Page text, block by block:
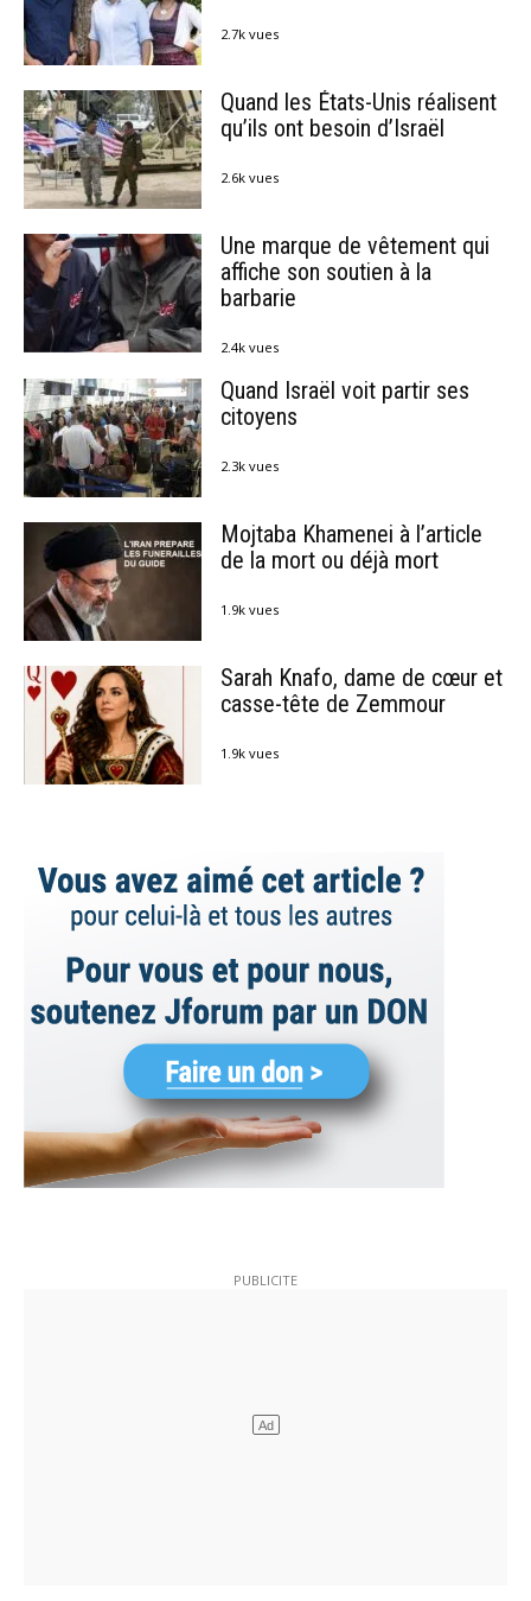
2.7k vues
Quand les États-Unis réalisent
qu’ils ont besoin d’Israël
2.6k vues
Une marque de vêtement qui
affiche son soutien à la
barbarie
2.4k vues
Quand Israël voit partir ses
citoyens
2.3k vues
Mojtaba Khamenei à l’article
de la mort ou déjà mort
1.9k vues
Sarah Knafo, dame de cœur et
casse-tête de Zemmour
1.9k vues